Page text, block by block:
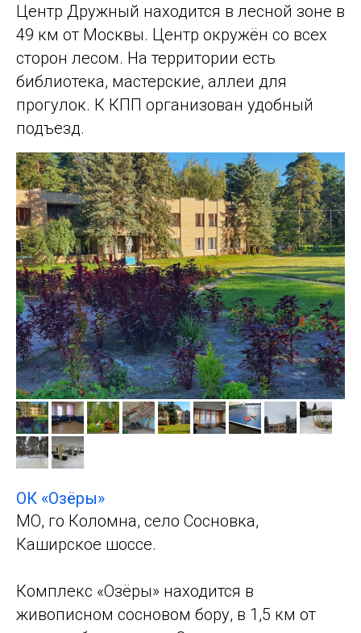
Центр Дружный находится в лесной зоне в
49 км от Москвы. Центр окружён со всех
сторон лесом. На территории есть
библиотека, мастерские, аллеи для
прогулок. К КПП организован удобный
подъезд.
ОК «Озёры»
МО, го Коломна, село Сосновка,
Каширское шоссе.
Комплекс «Озёры» находится в
живописном сосновом бору, в 1,5 км от